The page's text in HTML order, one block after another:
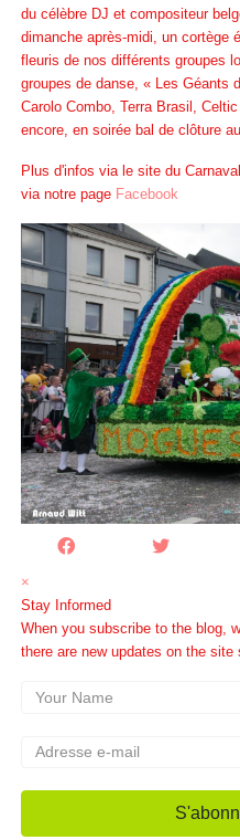
du célèbre DJ et compositeur
dimanche après-midi, un cortège
fleuris de nos différents groupes
groupes de danse, « Les Géants
Carolo Combo, Terra Brasil,
encore, en soirée bal de clôture
Plus d'infos via le site du Carnaval
via notre page Facebook
×
Stay Informed
When you subscribe to the blog,
there are new updates on the
Your Name
Adresse e-mail